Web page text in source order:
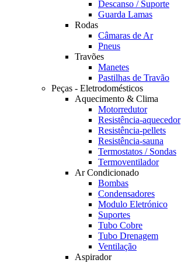
Descanso / Suporte
Guarda Lamas
Rodas
Câmaras de Ar
Pneus
Travões
Manetes
Pastilhas de Travão
Peças - Eletrodomésticos
Aquecimento & Clima
Motorredutor
Resistência-aquecedor
Resistência-pellets
Resistência-sauna
Termostatos / Sondas
Termoventilador
Ar Condicionado
Bombas
Condensadores
Modulo Eletrónico
Suportes
Tubo Cobre
Tubo Drenagem
Ventilação
Aspirador